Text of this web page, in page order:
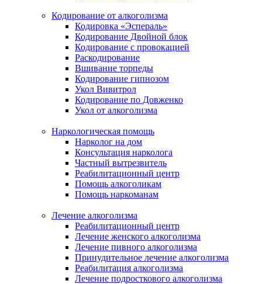
Кодирование от алкоголизма
Кодировка «Эспераль»
Кодирование Двойной блок
Кодирование с провокацией
Раскодирование
Вшивание торпеды
Кодирование гипнозом
Укол Вивитрол
Кодирование по Довженко
Укол от алкоголизма
Наркологическая помощь
Нарколог на дом
Консультация нарколога
Частный вытрезвитель
Реабилитационный центр
Помощь алкоголикам
Помощь наркоманам
Лечение алкоголизма
Реабилитационный центр
Лечение женского алкоголизма
Лечение пивного алкоголизма
Принудительное лечение алкоголизма
Реабилитация алкоголизма
Лечение подросткового алкоголизма